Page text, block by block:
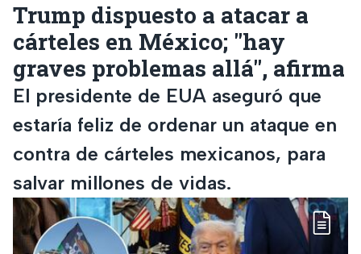
Trump dispuesto a atacar a
cárteles en México; "hay
graves problemas allá", afirma
El presidente de EUA aseguró que
estaría feliz de ordenar un ataque en
contra de cárteles mexicanos, para
salvar millones de vidas.